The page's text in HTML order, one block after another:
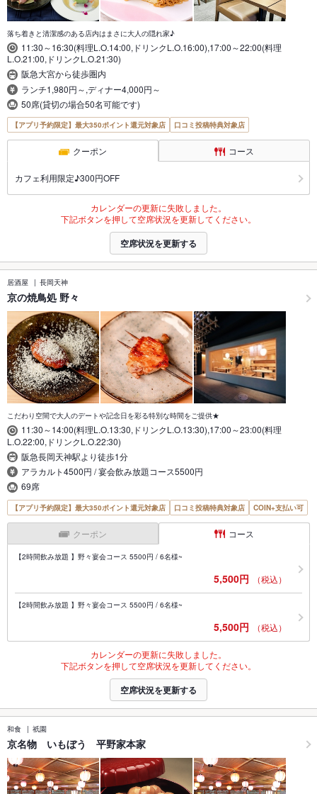
落ち着きと清潔感のある店内はまさに大人の隠れ家♪
11:30～16:30(料理L.O.14:00,ドリンクL.O.16:00),17:00～22:00(料理
L.O.21:00,ドリンクL.O.21:30)
阪急大宮から徒歩圏内
ランチ1,980円～,ディナー4,000円～
50席(貸切の場合50名可能です)
【アプリ予約限定】最大350ポイント還元対象店 口コミ投稿特典対象店
クーポン コース
カフェ利用限定♪300円OFF
カレンダーの更新に失敗しました。
下記ボタンを押して空席状況を更新してください。
空席状況を更新する
居酒屋 長岡天神
京の焼鳥処 野々
こだわり空間で大人のデートや記念日を彩る特別な時間をご提供★
11:30～14:00(料理L.O.13:30,ドリンクL.O.13:30),17:00～23:00(料理
L.O.22:00,ドリンクL.O.22:30)
阪急長岡天神駅より徒歩1分
アラカルト4500円 / 宴会飲み放題コース5500円
69席
【アプリ予約限定】最大350ポイント還元対象店 口コミ投稿特典対象店 COIN+支払い可
クーポン コース
【2時間飲み放題 】野々宴会コース 5500円 / 6名様~
5,500円 （税込）
【2時間飲み放題 】野々宴会コース 5500円 / 6名様~
5,500円 （税込）
カレンダーの更新に失敗しました。
下記ボタンを押して空席状況を更新してください。
空席状況を更新する
和食 祇園
京名物 いもぼう 平野家本家